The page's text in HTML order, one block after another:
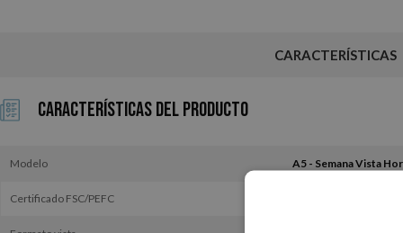
CARACTERÍSTICAS
Características del Producto
Modelo
Certificado FSC/PEFC